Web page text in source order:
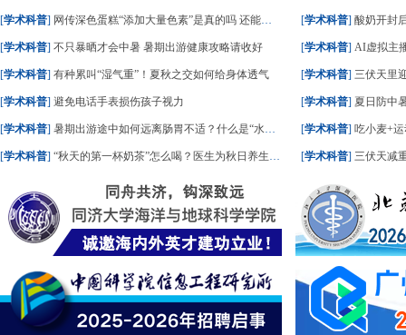
[学术科普] 网传深色蛋糕“添加大量色素”是真的吗 还能不能吃？
[学术科普] 不只暴晒才会中暑 暑期出游健康攻略请收好
[学术科普] 有种累叫“湿气重”！夏秋之交如何给身体透气
[学术科普] 避免电话手表损伤孩子视力
[学术科普] 暑期出游途中如何远离肠胃不适？什么是“水土不服”？一文了解
[学术科普] “秋天的第一杯奶茶”怎么喝？医生为秋日养生饮食划重点
[学术科普] 酸奶开封
[学术科普] AI虚拟主播
[学术科普] 三伏天里
[学术科普] 夏日防中
[学术科普] 吃小麦+
[学术科普] 三伏天减重